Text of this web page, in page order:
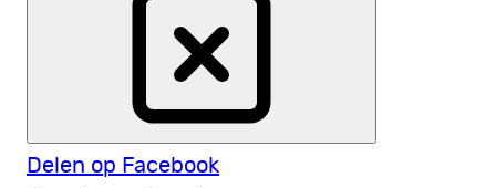
Delen op Facebook